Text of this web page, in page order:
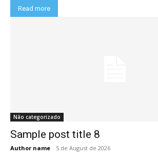
Read more
Não categorizado
Sample post title 8
Author name - 5 de August de 2026